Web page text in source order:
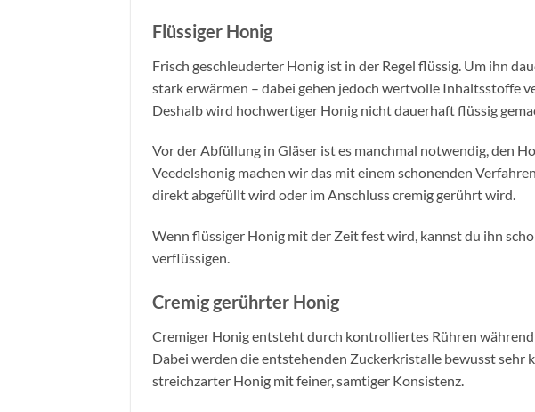
Flüssiger Honig
Frisch geschleuderter Honig ist in der Regel flüssig. Um ihn
stark erwärmen – dabei gehen jedoch wertvolle Inhaltsstoffe
Deshalb wird hochwertiger Honig nicht dauerhaft flüssig
Vor der Abfüllung in Gläser ist es manchmal notwendig, den
Veedelshonig machen wir das mit einem schonenden
direkt abgefüllt wird oder im Anschluss cremig gerührt wird.
Wenn flüssiger Honig mit der Zeit fest wird, kannst du ihn
verflüssigen.
Cremig gerührter Honig
Cremiger Honig entsteht durch kontrolliertes Rühren
Dabei werden die entstehenden Zuckerkristalle bewusst sehr
streichzarter Honig mit feiner, samtiger Konsistenz.